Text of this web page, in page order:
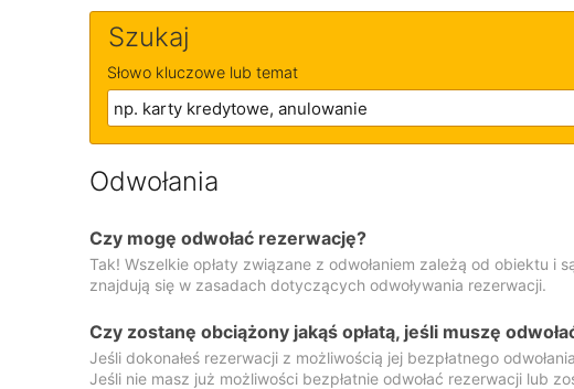
Szukaj
Słowo kluczowe lub temat
Odwołania
Czy mogę odwołać rezerwację?
Tak! Wszelkie opłaty związane z odwołaniem zależą od obiektu i
znajdują się w zasadach dotyczących odwoływania rezerwacji.
Czy zostanę obciążony jakąś opłatą, jeśli muszę
Jeśli dokonałeś rezerwacji z możliwością jej bezpłatnego
Jeśli nie masz już możliwości bezpłatnie odwołać rezerwacji lub